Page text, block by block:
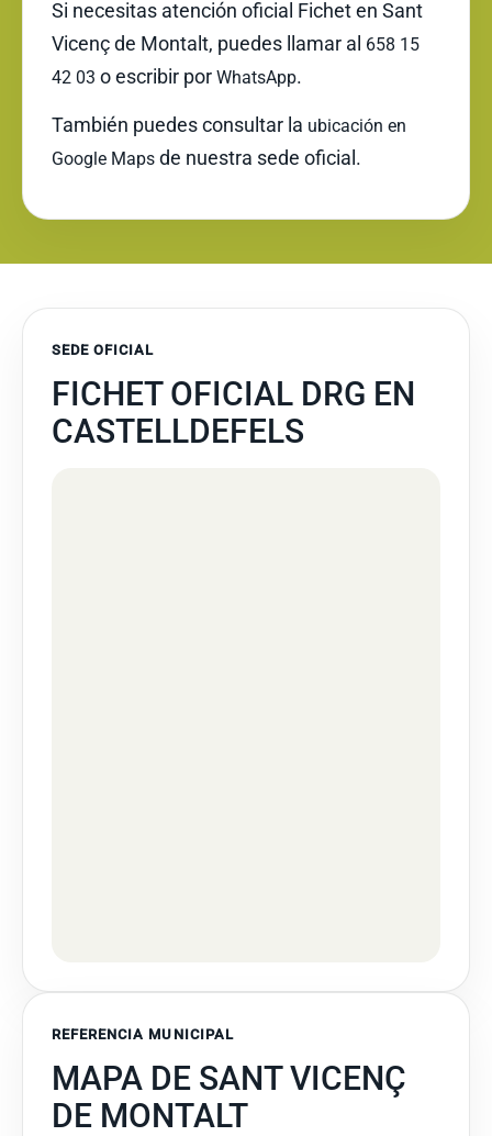
Si necesitas atención oficial Fichet en Sant
Vicenç de Montalt, puedes llamar al 658 15
42 03 o escribir por WhatsApp.
También puedes consultar la ubicación en
Google Maps de nuestra sede oficial.
SEDE OFICIAL
FICHET OFICIAL DRG EN
CASTELLDEFELS
REFERENCIA MUNICIPAL
MAPA DE SANT VICENÇ
DE MONTALT